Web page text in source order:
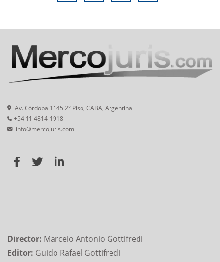
Av. Córdoba 1145 2° Piso, CABA, Argentina
+54 11 4814-1918
info@mercojuris.com
Director: Marcelo Antonio Gottifredi
Editor: Guido Rafael Gottifredi